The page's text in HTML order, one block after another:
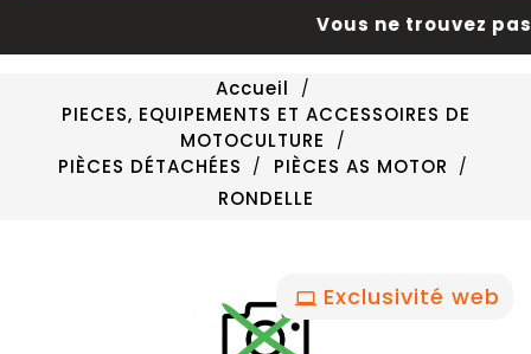
Vous ne trouvez
Accueil
PIECES, EQUIPEMENTS ET ACCESSOIRES DE
MOTOCULTURE
PIÈCES DÉTACHÉES
PIÈCES AS MOTOR
RONDELLE
Exclusivité web